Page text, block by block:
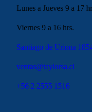
Lunes a Jueves 9 a 17
Viernes 9 a 16 hrs.
Santiago de Uriona
ventas@taylorsa.cl
+56 2 2555 1516